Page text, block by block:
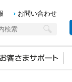
お問い合わせ